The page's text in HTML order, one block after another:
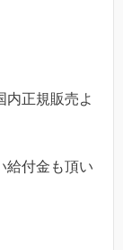
内正規販売よ
給付金も頂い